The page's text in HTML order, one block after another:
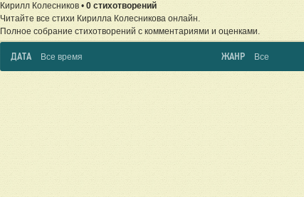
Кирилл Колесников • 0 стихотворений
Читайте все стихи Кирилла Колесникова онлайн.
Полное собрание стихотворений с комментариями и оценками.
ДАТА Все время ЖАНР Все